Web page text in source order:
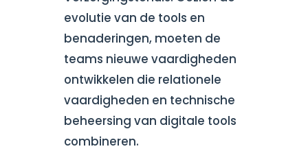
evolutie van de tools en
benaderingen, moeten de
teams nieuwe vaardigheden
ontwikkelen die relationele
vaardigheden en technische
beheersing van digitale tools
combineren.